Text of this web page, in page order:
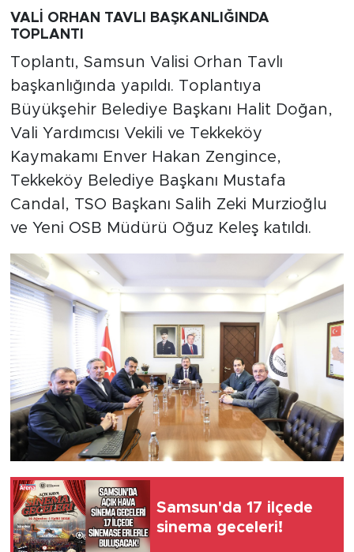
VALİ ORHAN TAVLI BAŞKANLIĞINDA
TOPLANTI
Toplantı, Samsun Valisi Orhan Tavlı
başkanlığında yapıldı. Toplantıya
Büyükşehir Belediye Başkanı Halit Doğan,
Vali Yardımcısı Vekili ve Tekkeköy
Kaymakamı Enver Hakan Zengince,
Tekkeköy Belediye Başkanı Mustafa
Candal, TSO Başkanı Salih Zeki Murzioğlu
ve Yeni OSB Müdürü Oğuz Keleş katıldı.
Samsun'da 17 ilçede
sinema geceleri!